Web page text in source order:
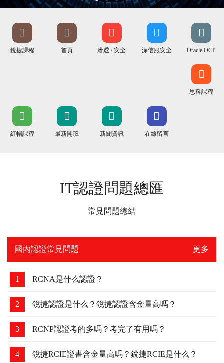
銳捷課程 首頁 滲透 / 安全 深信服安全 Oracle OCP
思科課程
紅帽課程 最新開班 新聞資訊 在線留言
IT認證問題總匯
常見問題總結
國內認證常見問題 更多
1 RCNA是什么認證？
2 銳捷認證是什么？銳捷認證含金量高嗎？
3 RCNP認證考的多嗎？考完了有用嗎？
4 銳捷RCIE證書含金量高嗎？銳捷RCIE是什么？